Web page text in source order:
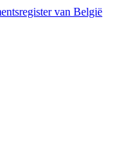
van België